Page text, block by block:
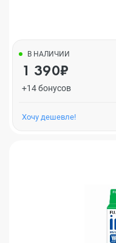
В НАЛИЧИИ
1 390₽
+14 бонусов
Хочу дешевле!